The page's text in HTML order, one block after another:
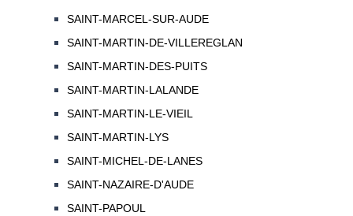
SAINT-MARCEL-SUR-AUDE
SAINT-MARTIN-DE-VILLEREGLAN
SAINT-MARTIN-DES-PUITS
SAINT-MARTIN-LALANDE
SAINT-MARTIN-LE-VIEIL
SAINT-MARTIN-LYS
SAINT-MICHEL-DE-LANES
SAINT-NAZAIRE-D'AUDE
SAINT-PAPOUL